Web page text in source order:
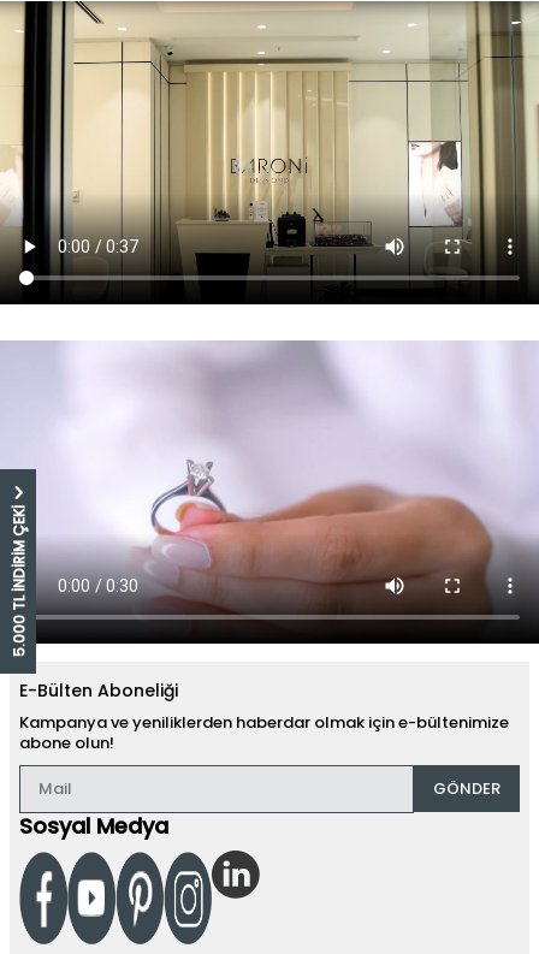
5.000 TL İNDİRİM ÇEKİ
E-Bülten Aboneliği
Kampanya ve yeniliklerden haberdar olmak için e-bültenimize
abone olun!
GÖNDER
Sosyal Medya